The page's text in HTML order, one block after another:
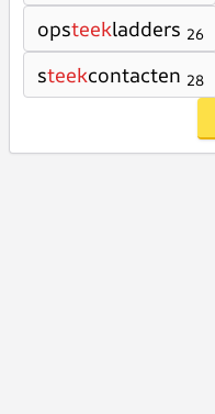
opsteekladders 26
steekcontacten 28